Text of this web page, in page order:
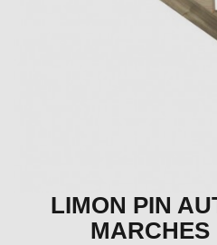
LIMON PIN
MARCHES